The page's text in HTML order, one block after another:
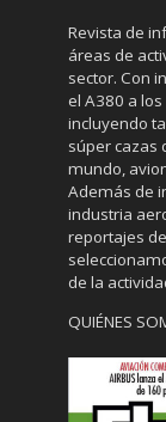
Revista de
áreas de
sector. Con
el A380 a
incluyendo
súper cazas
mundo,
Además de
industria
reportajes
de la
QUIÉNES